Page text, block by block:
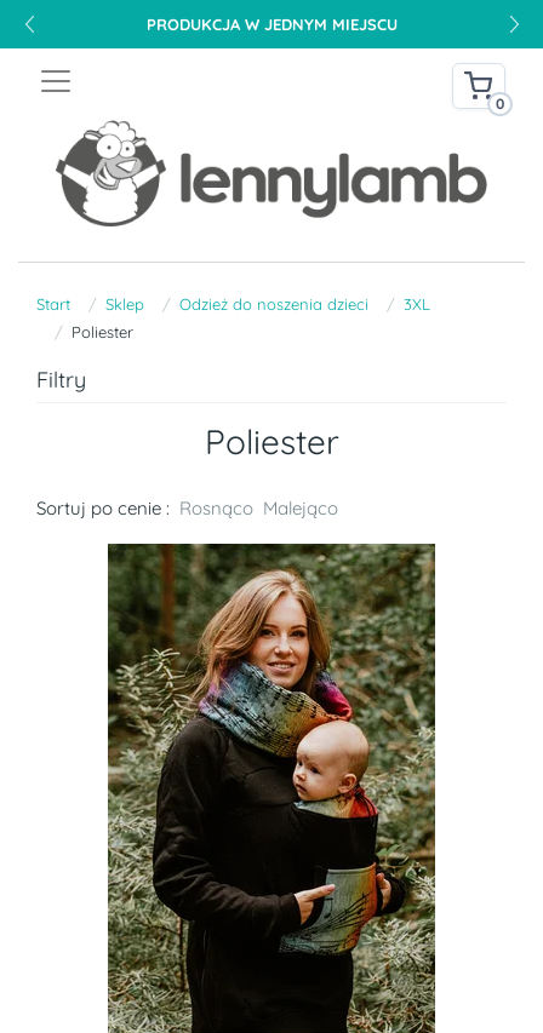
PRODUKCJA W JEDNYM MIEJSCU
0
Start Sklep Odzież do noszenia dzieci
3XL
Poliester
Filtry
Poliester
Sortuj po cenie : Rosnąco Malejąco